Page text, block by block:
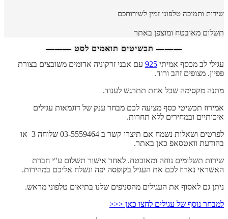
שירות ותמיכה טלפוני זמין לשירותכם
תשלום מאובטח ומוצפן באתר
——— תכשיטים תואמים לסט ———
עגילי לב מכסף אמיתי 925 עם אבני זרקוניה אדומים משובצים בצורת
פפיון. מצופים זהב ורוד.
מתנה מקסימה שכל אחת תתרגש לענוד.
אמירוז תכשיטי כסף מציעה לכם מבחר ענק של דוגמאות עגילים
איכותיים ובמחירים ללא תחרות.
לפרטים ושאלות נשמח אם תיצרו קשר ב 03-5559464 שלוחה 3 או
בהודעת וואטסאפ כאן באתר.
שירות תשלומים נוחה ומאובטח. לאחר אישור תשלום ע"י חברת
האשראי נארוז לכם את העגיל בקופסה יפה ונשלח אליכם במהירות.
ניתן גם לאסוף את העגילים מהסניפים שלנו בתיאום טלפוני מראש.
למבחר נוסף של עגילים לחצו כאן <<<